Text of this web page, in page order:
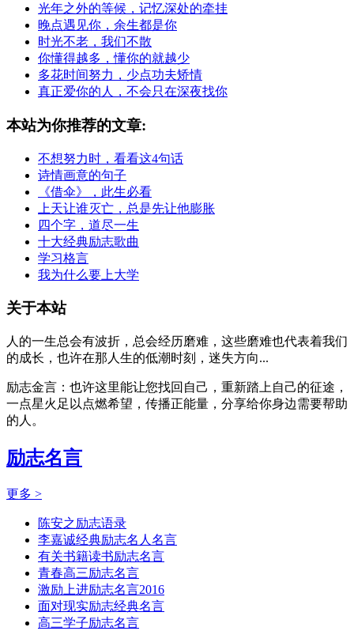
光年之外的等候，记忆深处的牵挂
晚点遇见你，余生都是你
时光不老，我们不散
你懂得越多，懂你的就越少
多花时间努力，少点功夫矫情
真正爱你的人，不会只在深夜找你
本站为你推荐的文章:
不想努力时，看看这4句话
诗情画意的句子
《借伞》，此生必看
上天让谁灭亡，总是先让他膨胀
四个字，道尽一生
十大经典励志歌曲
学习格言
我为什么要上大学
关于本站
人的一生总会有波折，总会经历磨难，这些磨难也代表着我们
的成长，也许在那人生的低潮时刻，迷失方向...
励志金言：也许这里能让您找回自己，重新踏上自己的征途，
一点星火足以点燃希望，传播正能量，分享给你身边需要帮助
的人。
励志名言
更多 >
陈安之励志语录
李嘉诚经典励志名人名言
有关书籍读书励志名言
青春高三励志名言
激励上进励志名言2016
面对现实励志经典名言
高三学子励志名言